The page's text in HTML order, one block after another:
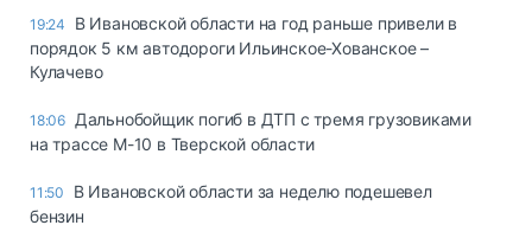
19:24
В Ивановской области на год раньше привели в
порядок 5 км автодороги Ильинское-Хованское –
Кулачево
18:06 Дальнобойщик погиб в ДТП с тремя грузовиками
на трассе М-10 в Тверской области
11:50
В Ивановской области за неделю подешевел
бензин